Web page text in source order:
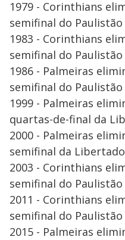
1979 - Corinthians
semifinal do Paulistão
1983 - Corinthians
semifinal do Paulistão
1986 - Palmeiras
semifinal do Paulistão
1999 - Palmeiras
quartas-de-final da
2000 - Palmeiras
semifinal da
2003 - Corinthians
semifinal do Paulistão
2011 - Corinthians
semifinal do Paulistão
2015 - Palmeiras